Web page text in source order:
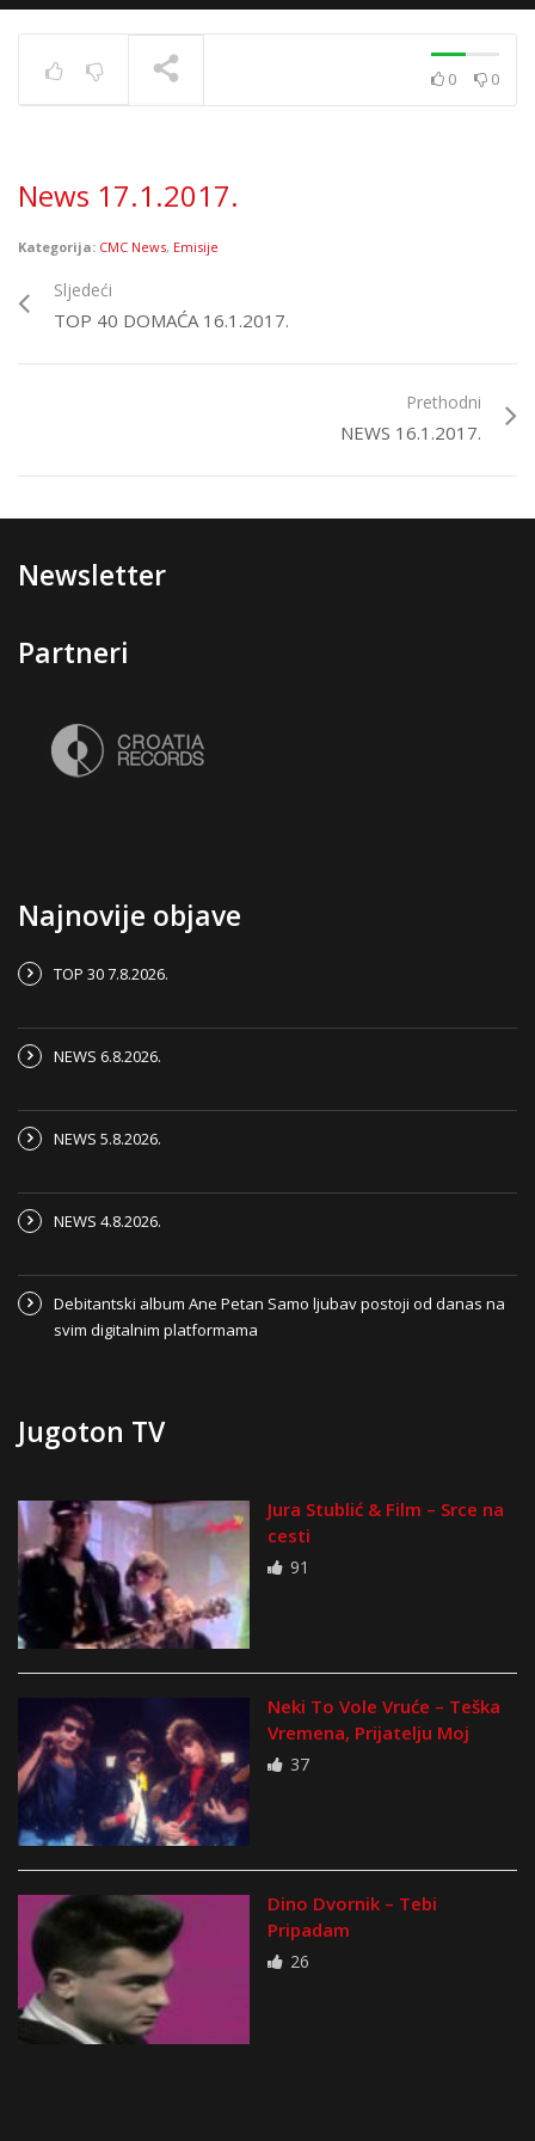
0 0
News 17.1.2017.
Kategorija: CMC News, Emisije
Sljedeći
TOP 40 DOMAĆA 16.1.2017.
Prethodni
NEWS 16.1.2017.
Newsletter
Partneri
Najnovije objave
TOP 30 7.8.2026.
NEWS 6.8.2026.
NEWS 5.8.2026.
NEWS 4.8.2026.
Debitantski album Ane Petan Samo ljubav postoji od danas na
svim digitalnim platformama
Jugoton TV
Jura Stublić & Film – Srce na
cesti
91
Neki To Vole Vruće – Teška
Vremena, Prijatelju Moj
37
Dino Dvornik – Tebi
Pripadam
26